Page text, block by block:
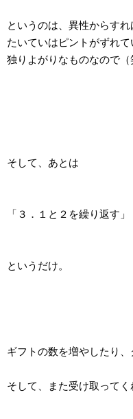
というのは、異性からすれ
たいていはピントがずれて
独りよがりなものなので（
そして、あとは
「３．１と２を繰り返す」
というだけ。
ギフトの数を増やしたり、
そして、また受け取ってく